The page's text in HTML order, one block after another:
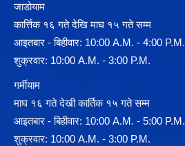
जाडोयाम
कार्त्तिक १६ गते देखि माघ १५ गते सम्म
आइतबार - बिहीवार: 10:00 A.M. - 4:00 P.M.
शुक्रवार: 10:00 A.M. - 3:00 P.M.
गर्मीयाम
माघ १६ गते देखी कार्तिक १५ गते सम्म
आइतबार - बिहीवार: 10:00 A.M. - 5:00 P.M.
शुक्रवार: 10:00 A.M. - 3:00 P.M.